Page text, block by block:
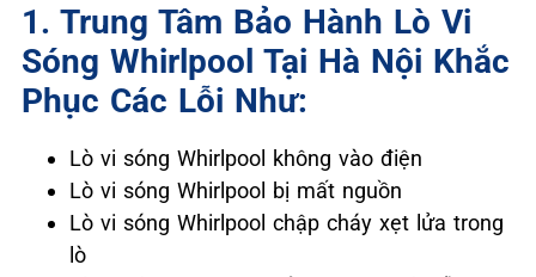
1. Trung Tâm Bảo Hành Lò Vi
Sóng Whirlpool Tại Hà Nội Khắc
Phục Các Lỗi Như:
Lò vi sóng Whirlpool không vào điện
Lò vi sóng Whirlpool bị mất nguồn
Lò vi sóng Whirlpool chập cháy xẹt lửa trong
lò